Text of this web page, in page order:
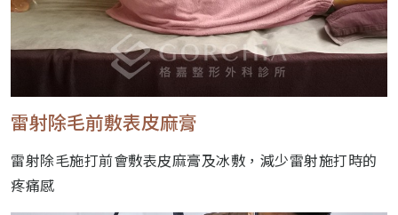
雷射除毛前敷表皮麻膏
雷射除毛施打前會敷表皮麻膏及冰敷，減少雷射施打時的
疼痛感